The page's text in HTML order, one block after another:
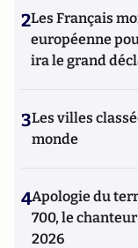
2Les Français
européenne
ira le grand
3Les villes
monde
4Apologie du
700, le chanteur
2026